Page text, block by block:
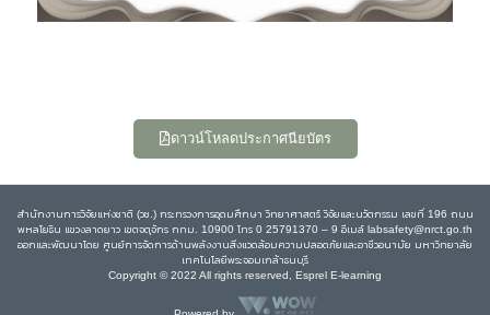
ดาวน์โหลดประกาศนียบัตร
สำนักงานการวิจัยแห่งชาติ (วช.) กระทรวงการอุดมศึกษา วิทยาศาสตร์ วิจัยและนวัตกรรม เลขที่ 196 ถนน
พหลโยธิน แขวงลาดยาว เขตจตุจักร กทม. 10900 โทร 0 25791370 – 9 อีเมล์ labsafety@nrct.go.th
ออกและพัฒนาโดย ศูนย์การจัดการด้านพลังงานสิ่งแวดล้อมความปลอดภัยและอาชีวอนามัย มหาวิทยาลัย
เทคโนโลยีพระจอมเกล้าธนบุรี
Copyright © 2022 All rights reserved, Esprel E-learning